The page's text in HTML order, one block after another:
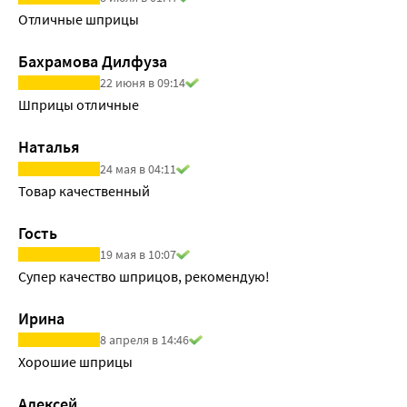
Отличные шприцы
Бахрамова Дилфуза
22 июня в 09:14
Шприцы отличные
Наталья
24 мая в 04:11
Товар качественный
Гость
19 мая в 10:07
Супер качество шприцов, рекомендую!
Ирина
8 апреля в 14:46
Хорошие шприцы